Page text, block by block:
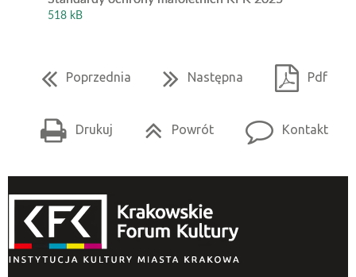
518 kB
Poprzednia Następna Pdf
Drukuj Powrót Kontakt